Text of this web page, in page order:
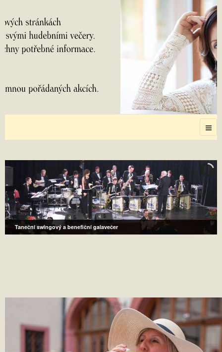
Taneční swingový a benefiční galavečer